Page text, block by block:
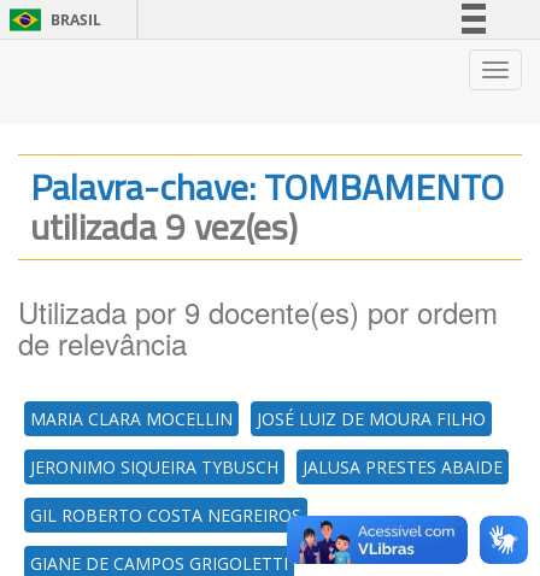
BRASIL
Legislação
Palavra-chave: TOMBAMENTO
utilizada 9 vez(es)
Utilizada por 9 docente(es) por ordem
de relevância
MARIA CLARA MOCELLIN JOSÉ LUIZ DE MOURA FILHO
JERONIMO SIQUEIRA TYBUSCH JALUSA PRESTES ABAIDE
GIL ROBERTO COSTA NEGREIROS
GIANE DE CAMPOS GRIGOLETTI